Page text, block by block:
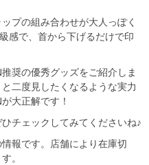
プの組み合わせが大人っぽく
感で、首から下げるだけで印
奨の優秀グッズをご紹介しま
二度見したくなるような実力
大正解です！
チェックしてみてくださいね♪
報です。店舗により在庫切
。